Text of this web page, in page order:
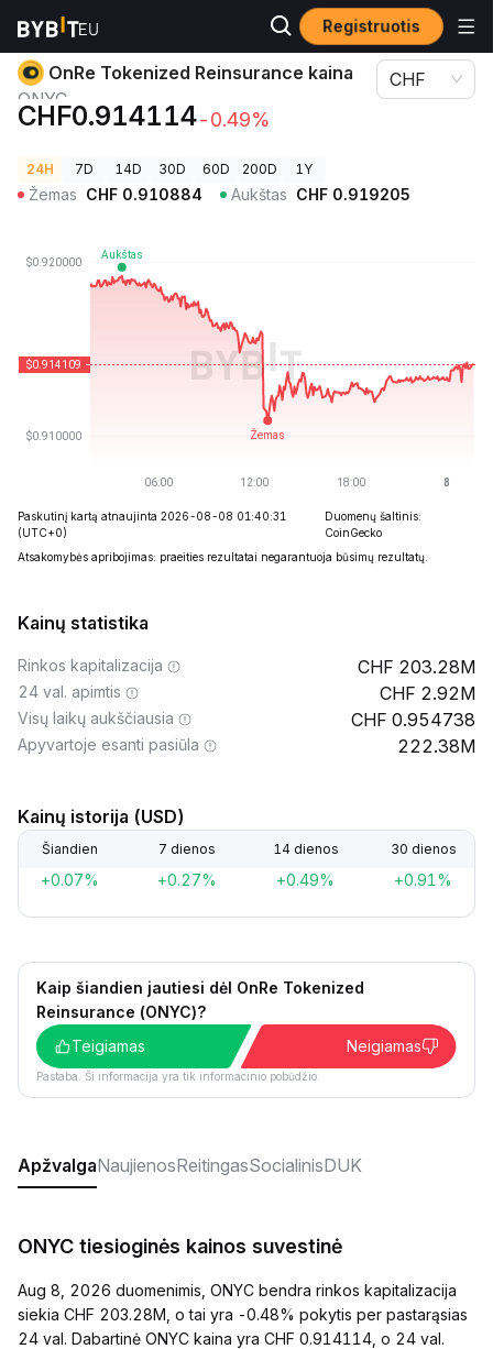
Registruotis
Kriptovaliutų kainos OnRe Tokenized Reinsurance kaina ONYC
OnRe Tokenized Reinsurance kaina
ONYC
CHF0.914114-0.49%
CHF
24H 7D 14D 30D 60D 200D 1Y
Žemas CHF 0.910884 Aukštas CHF 0.919205
Paskutinį kartą atnaujinta 2026-08-08 01:40:31
(UTC+0)
Duomenų šaltinis:
CoinGecko
Atsakomybės apribojimas: praeities rezultatai negarantuoja būsimų rezultatų.
Kainų statistika
Rinkos kapitalizacija 203.28M
24 val. apimtis 2.92M
Visų laikų aukščiausia 0.954738
Apyvartoje esanti pasiūla 222.38M
Kainų istorija (USD)
Šiandien 7 dienos 14 dienos 30 dienos
+0.07% +0.27% +0.49% +0.91%
Kaip šiandien jautiesi dėl OnRe Tokenized
Reinsurance (ONYC)?
Teigiamas
Neigiamas
Pastaba. Ši informacija yra tik informacinio pobūdžio.
ApžvalgaNaujienosReitingasSocialinisDUK
ONYC tiesioginės kainos suvestinė
Aug 8, 2026 duomenimis, ONYC bendra rinkos kapitalizacija
siekia CHF 203.28M, o tai yra -0.48% pokytis per pastarąsias
24 val. Dabartinė ONYC kaina yra CHF 0.914114, o 24 val.